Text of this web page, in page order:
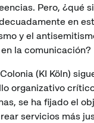
Pero, ¿qué
en
y el
la comunicación?
(KI Köln)
organizativo
se ha fijado el
servicios más